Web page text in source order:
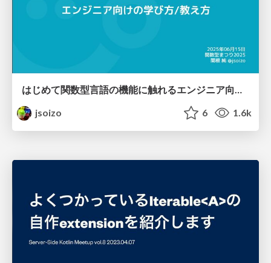
はじめて関数型言語の機能に触れるエンジニア向けの学び方/教え方 / how-to-learn-or-teach-for-fp-beginner
jsoizo
6 1.6k